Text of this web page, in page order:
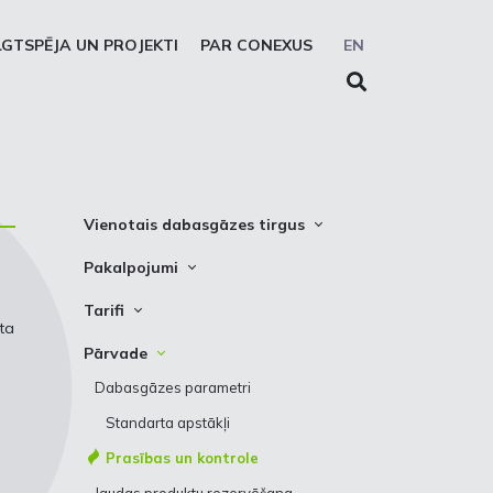
EN
UN PROJEKTI PAR CONEXUS
Vienotais dabasgāzes tirgus
Vienotās zonas platforma
Pakalpojumi
Pārvade
pakalpojums
REMIT ziņošanas pakalpojums
EIC LIO
Tarifi
Pārvade
Uzglabāšana
Pārvade
Dabasgāzes parametri
Standarta apstākļi
Prasības un kontrole